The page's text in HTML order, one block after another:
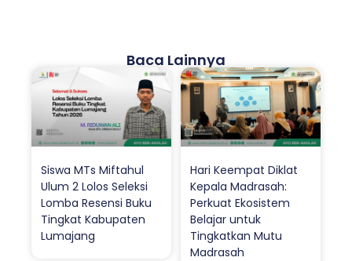
Baca Lainnya
Siswa MTs Miftahul
Ulum 2 Lolos Seleksi
Lomba Resensi Buku
Tingkat Kabupaten
Lumajang
Hari Keempat Diklat
Kepala Madrasah:
Perkuat Ekosistem
Belajar untuk
Tingkatkan Mutu
Madrasah